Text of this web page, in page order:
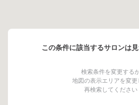
この条件に該当するサロンは
検索条件を変更する
地図の表示エリアを変更
再検索してください